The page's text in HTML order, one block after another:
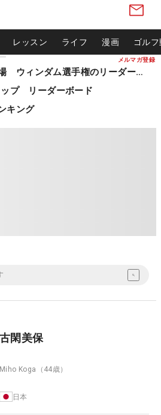
メルマガ登録
レッスン ライフ 漫画 ゴル
松山英樹ら出場 ウィンダム選手権のリーダーボード
プ リーダーボード
キング
古閑美保
Miho Koga （44歳）
日本